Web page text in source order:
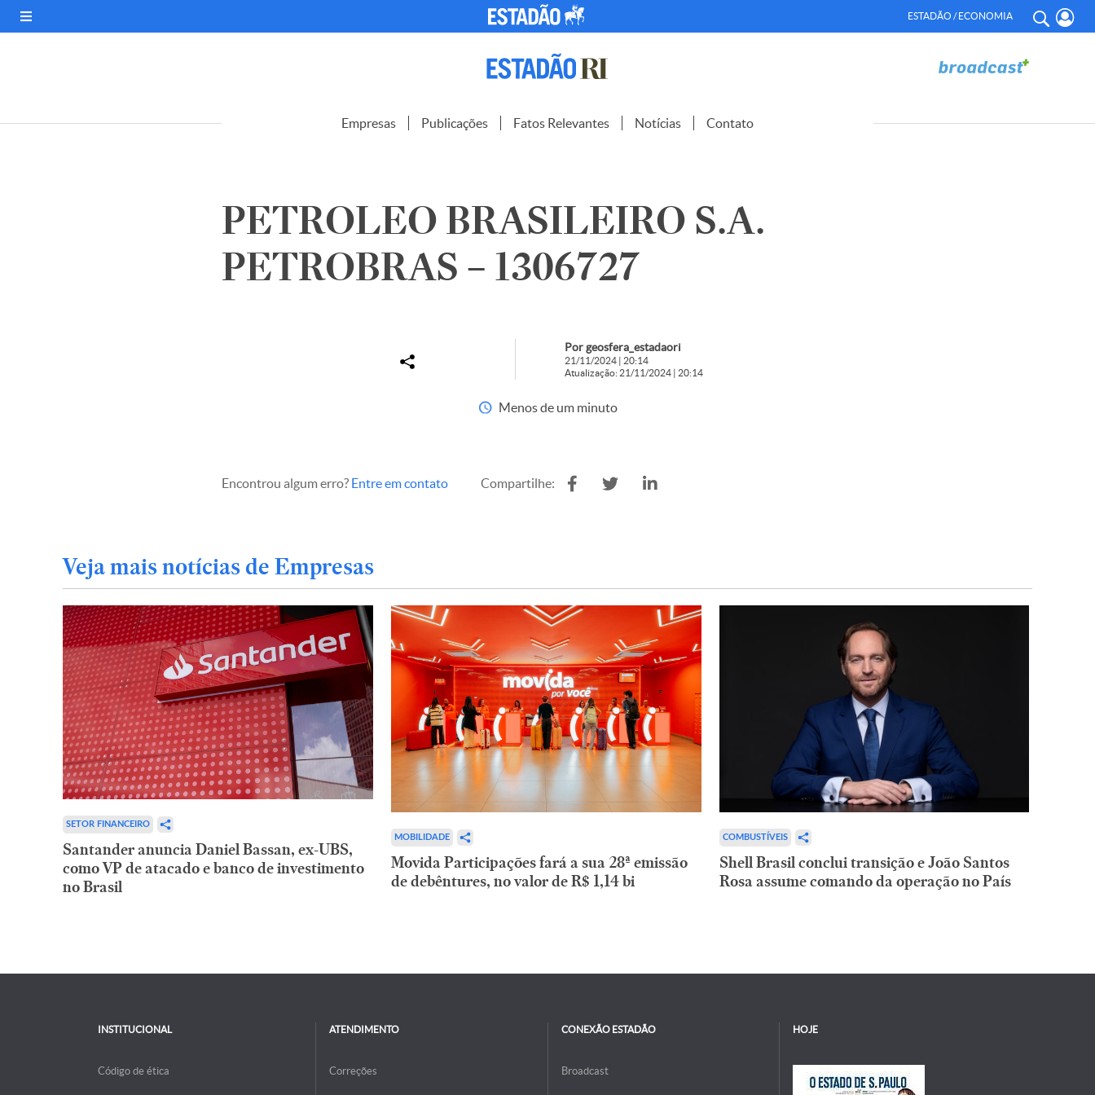
ESTADÃO / ECONOMIA
Empresas Publicações Fatos Relevantes Notícias Contato
PETROLEO BRASILEIRO S.A.
PETROBRAS – 1306727
Por geosfera_estadaori
21/11/2024 | 20:14
Atualização: 21/11/2024 | 20:14
Menos de um minuto
Encontrou algum erro? Entre em contato Compartilhe:
Veja mais notícias de Empresas
SETOR FINANCEIRO
Santander anuncia Daniel Bassan, ex-UBS,
como VP de atacado e banco de investimento
no Brasil
MOBILIDADE
Movida Participações fará a sua 28ª emissão
de debêntures, no valor de R$ 1,14 bi
COMBUSTÍVEIS
Shell Brasil conclui transição e João Santos
Rosa assume comando da operação no País
INSTITUCIONAL
Código de ética
ATENDIMENTO
Correções
CONEXÃO ESTADÃO
Broadcast
HOJE